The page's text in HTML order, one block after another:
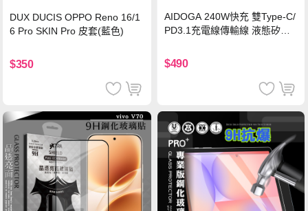
DUX DUCIS OPPO Reno 16/1
6 Pro SKIN Pro 皮套(藍色)
$350
AIDOGA 240W快充 雙Type-C/
PD3.1充電線傳輸線 液態矽膠
機/平板/筆電
$490